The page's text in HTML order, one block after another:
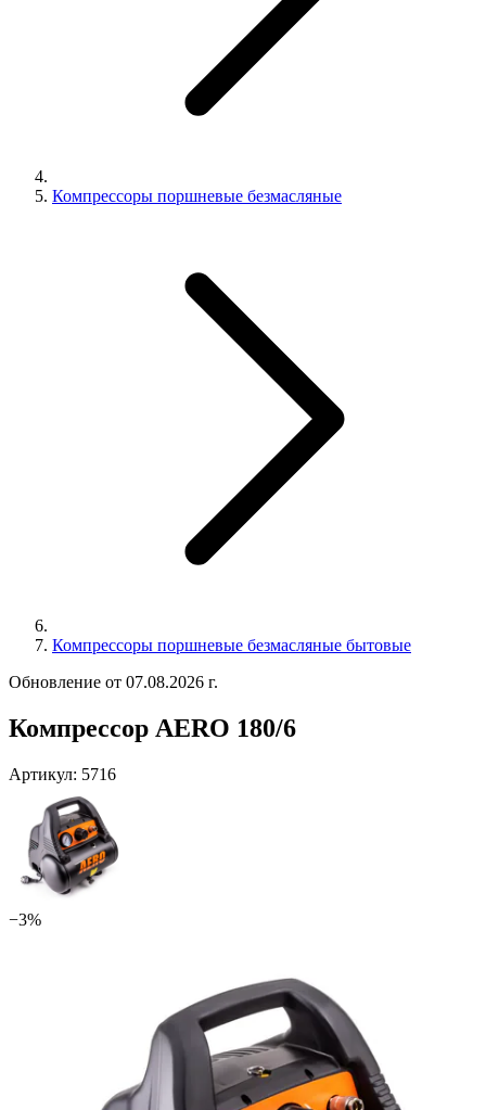
Компрессоры поршневые безмасляные
Компрессоры поршневые безмасляные бытовые
Обновление от 07.08.2026 г.
Компрессор AERO 180/6
Артикул: 5716
−3%